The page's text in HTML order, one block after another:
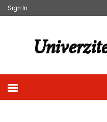
Sign In